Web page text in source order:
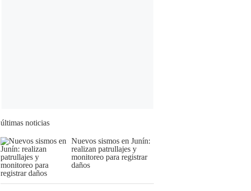
últimas noticias
Nuevos sismos en Junín:
realizan patrullajes y
monitoreo para registrar
daños